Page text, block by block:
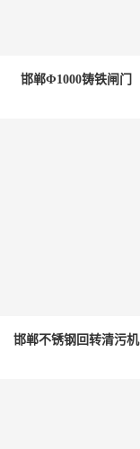
邯郸Φ1000铸铁闸门
邯郸不锈钢回转清污机